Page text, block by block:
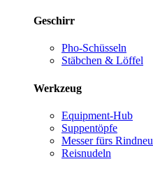
Geschirr
Pho-Schüsseln
Stäbchen & Löffel
Werkzeug
Equipment-Hub
Suppentöpfe
Messer fürs Rindneu
Reisnudeln